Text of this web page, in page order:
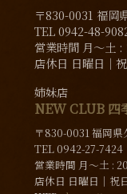
〒830-0031 福岡
TEL 0942-48-
営業時間 月〜土
店休日 日曜日│
姉妹店
NEW CLUB 四
〒830-0031 福岡
TEL 0942-27-7424
営業時間 月〜土 :
店休日 日曜日│祝